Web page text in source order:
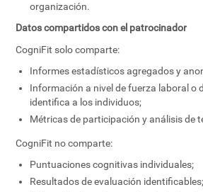
organización.
Datos compartidos con el patrocinador
CogniFit solo comparte:
Informes estadísticos agregados y
Información a nivel de fuerza laboral o
identifica a los individuos;
Métricas de participación y análisis de
CogniFit no comparte:
Puntuaciones cognitivas individuales;
Resultados de evaluación identificables;